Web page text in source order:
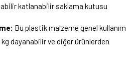
katlanabilir saklama kutusu
Bu plastik malzeme genel kullanım
dayanabilir ve diğer ürünlerden